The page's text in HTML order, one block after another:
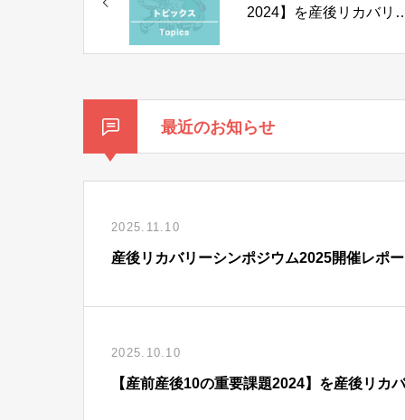
2024】を産後リカバリ
発表しました
最近のお知らせ
2025.11.10
産後リカバリーシンポジウム2025開催レポー
2025.10.10
【産前産後10の重要課題2024】を産後リカ